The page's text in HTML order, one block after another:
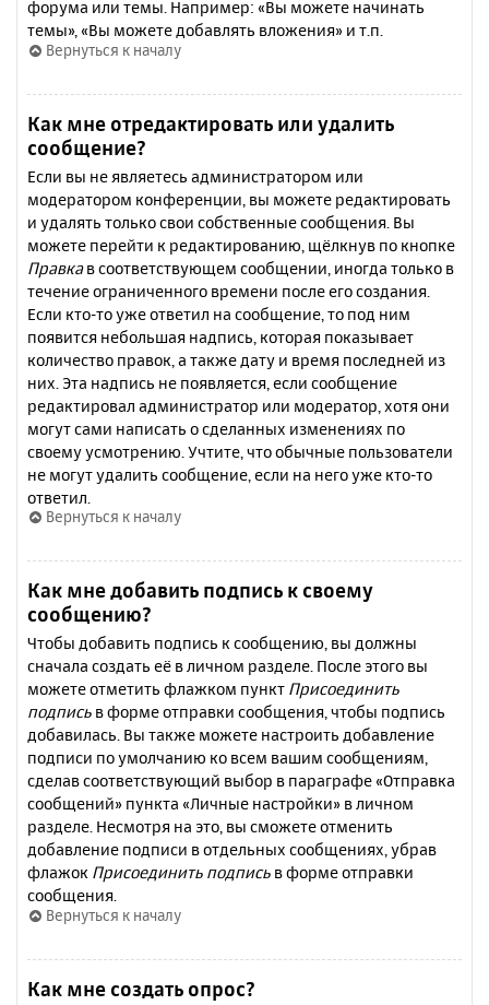
форума или темы. Например: «Вы можете начинать
темы», «Вы можете добавлять вложения» и т.п.
Вернуться к началу
Как мне отредактировать или удалить
сообщение?
Если вы не являетесь администратором или
модератором конференции, вы можете редактировать
и удалять только свои собственные сообщения. Вы
можете перейти к редактированию, щёлкнув по кнопке
Правкав соответствующем сообщении, иногда только в
течение ограниченного времени после его создания.
Если кто-то уже ответил на сообщение, то под ним
появится небольшая надпись, которая показывает
количество правок, а также дату и время последней из
них. Эта надпись не появляется, если сообщение
редактировал администратор или модератор, хотя они
могут сами написать о сделанных изменениях по
своему усмотрению. Учтите, что обычные пользователи
не могут удалить сообщение, если на него уже кто-то
ответил.
Вернуться к началу
Как мне добавить подпись к своему
сообщению?
Чтобы добавить подпись к сообщению, вы должны
сначала создать её в личном разделе. После этого вы
можете отметить флажком пункт Присоединить
подпись в форме отправки сообщения, чтобы подпись
добавилась. Вы также можете настроить добавление
подписи по умолчанию ко всем вашим сообщениям,
сделав соответствующий выбор в параграфе «Отправка
сообщений» пункта «Личные настройки» в личном
разделе. Несмотря на это, вы сможете отменить
добавление подписи в отдельных сообщениях, убрав
флажок Присоединить подпись в форме отправки
сообщения.
Вернуться к началу
Как мне создать опрос?